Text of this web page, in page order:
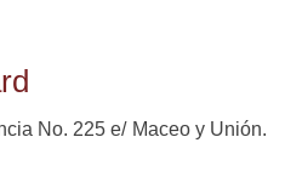
No. 225 e/ Maceo y Unión.